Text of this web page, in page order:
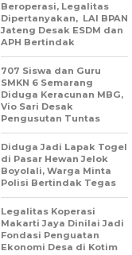
Beroperasi, Legalitas
Dipertanyakan, LAI BPAN
Jateng Desak ESDM dan
APH Bertindak
707 Siswa dan Guru
SMKN 6 Semarang
Diduga Keracunan MBG,
Vio Sari Desak
Pengusutan Tuntas
Diduga Jadi Lapak Togel
di Pasar Hewan Jelok
Boyolali, Warga Minta
Polisi Bertindak Tegas
Legalitas Koperasi
Makarti Jaya Dinilai Jadi
Fondasi Penguatan
Ekonomi Desa di Kotim